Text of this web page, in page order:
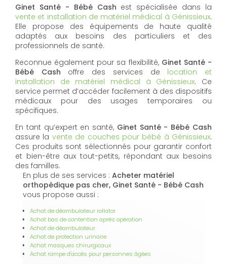
Ginet Santé - Bébé Cash est spécialisée dans la
vente et installation de matériel médical à Génissieux.
Elle propose des équipements de haute qualité
adaptés aux besoins des particuliers et des
professionnels de santé.
Reconnue également pour sa flexibilité, Ginet Santé -
Bébé Cash offre des services de location et
installation de matériel médical à Génissieux. Ce
service permet d’accéder facilement à des dispositifs
médicaux pour des usages temporaires ou
spécifiques.
En tant qu’expert en santé, Ginet Santé - Bébé Cash
assure la vente de couches pour bébé à Génissieux.
Ces produits sont sélectionnés pour garantir confort
et bien-être aux tout-petits, répondant aux besoins
des familles.
En plus de ses services : Acheter matériel
orthopédique pas cher, Ginet Santé - Bébé Cash
vous propose aussi :
Achat de déambulateur rollator
Achat bas de contention après opération
Achat de déambulateur
Achat de protection urinaire
Achat masques chirurgicaux
Achat rampe d'accès pour personnes âgées